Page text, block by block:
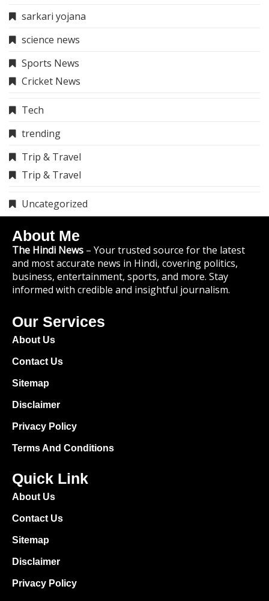
sarkari yojana
science news
Sports News
Cricket News
Tech
trending
Trip & Travel
Trip & Travel
Uncategorized
About Me
The Hindi News – Your trusted source for the latest
and most accurate news in Hindi, covering politics,
business, entertainment, sports, and more. Stay
informed with credible and insightful journalism.
Our Services
About Us
Contact Us
Sitemap
Disclaimer
Privacy Policy
Terms And Conditions
Quick Link
About Us
Contact Us
Sitemap
Disclaimer
Privacy Policy